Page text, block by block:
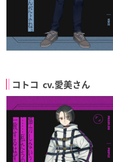
コトコ cv.愛美さん